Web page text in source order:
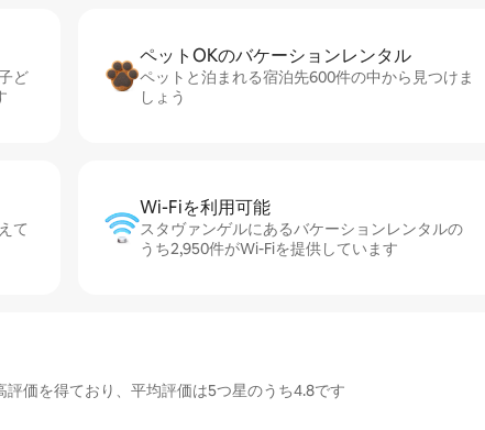
ど
ペットOKのバ⁠ケ⁠ー⁠シ⁠ョ⁠ンレ⁠ン⁠タ⁠ル
ペットと泊まれる宿泊先600件の中から見つけま
しょう
て
Wi-Fiを利⁠用⁠可⁠能
スタヴァンゲルにあるバケーションレンタルの
うち2,950件がWi-Fiを提供しています
価を得ており、平均評価は5つ星のうち4.8です